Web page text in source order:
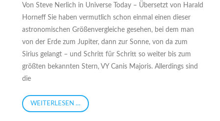
Von Steve Nerlich in Universe Today – Übersetzt von Harald
Horneff Sie haben vermutlich schon einmal einen dieser
astronomischen Größenvergleiche gesehen, bei dem man
von der Erde zum Jupiter, dann zur Sonne, von da zum
Sirius gelangt – und Schritt für Schritt so weiter bis zum
größten bekannten Stern, VY Canis Majoris. Allerdings sind
die
WEITERLESEN …